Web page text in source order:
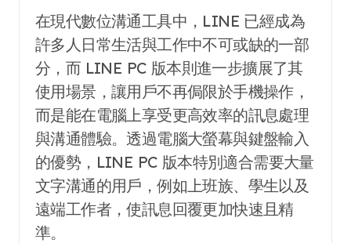
在現代數位溝通工具中，LINE 已經成為
許多人日常生活與工作中不可或缺的一部
分，而 LINE PC 版本則進一步擴展了其
使用場景，讓用戶不再侷限於手機操作，
而是能在電腦上享受更高效率的訊息處理
與溝通體驗。透過電腦大螢幕與鍵盤輸入
的優勢，LINE PC 版本特別適合需要大量
文字溝通的用戶，例如上班族、學生以及
遠端工作者，使訊息回覆更加快速且精
準。